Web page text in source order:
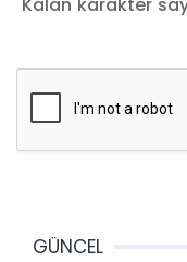
Kalan karakter
GÜNCEL